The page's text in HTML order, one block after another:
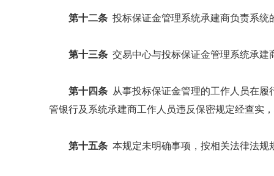
第十二条 投标保证金管理系统承建商负责系
第十三条 交易中心与投标保证金管理系统承
第十四条 从事投标保证金管理的工作人员在
管银行及系统承建商工作人员违反保密规定经查实
第十五条 本规定未明确事项，按相关法律法